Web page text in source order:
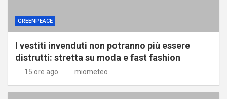
GREENPEACE
I vestiti invenduti non potranno più essere
distrutti: stretta su moda e fast fashion
15 ore ago miometeo